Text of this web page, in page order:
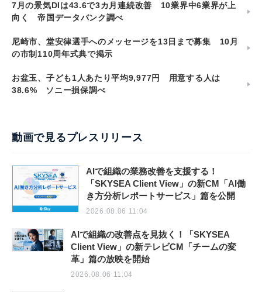
7月の景気DIは43.6で3カ月連続改善 10業界中6業界が上
向く 帝国データバンク調べ
尼崎市、堂安律選手へのメッセージを13日まで募集 10月
の市制110周年式典で掲示
お盆玉、子ども1人あたり平均9,977円 用意する人は
38.6% ソニー損保調べ
動画で見るプレスリリース
AIで組織の業務改善を支援する！
「SKYSEA Client View」の新CM「AI働
き方分析レポートサービス」篇を公開
2026.08.06 11:04
AIで組織の改善点を見抜く！「SKYSEA
Client View」の新テレビCM「チームの変
革」篇の放映を開始
2026.08.06 11:04